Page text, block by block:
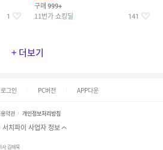
1
구매 999+
11번가 쇼킹딜 141
+ 더보기
로그인 PC버전 APP다운
약관 개인정보처리방침
서치파이 사업자 정보
사 김태묵